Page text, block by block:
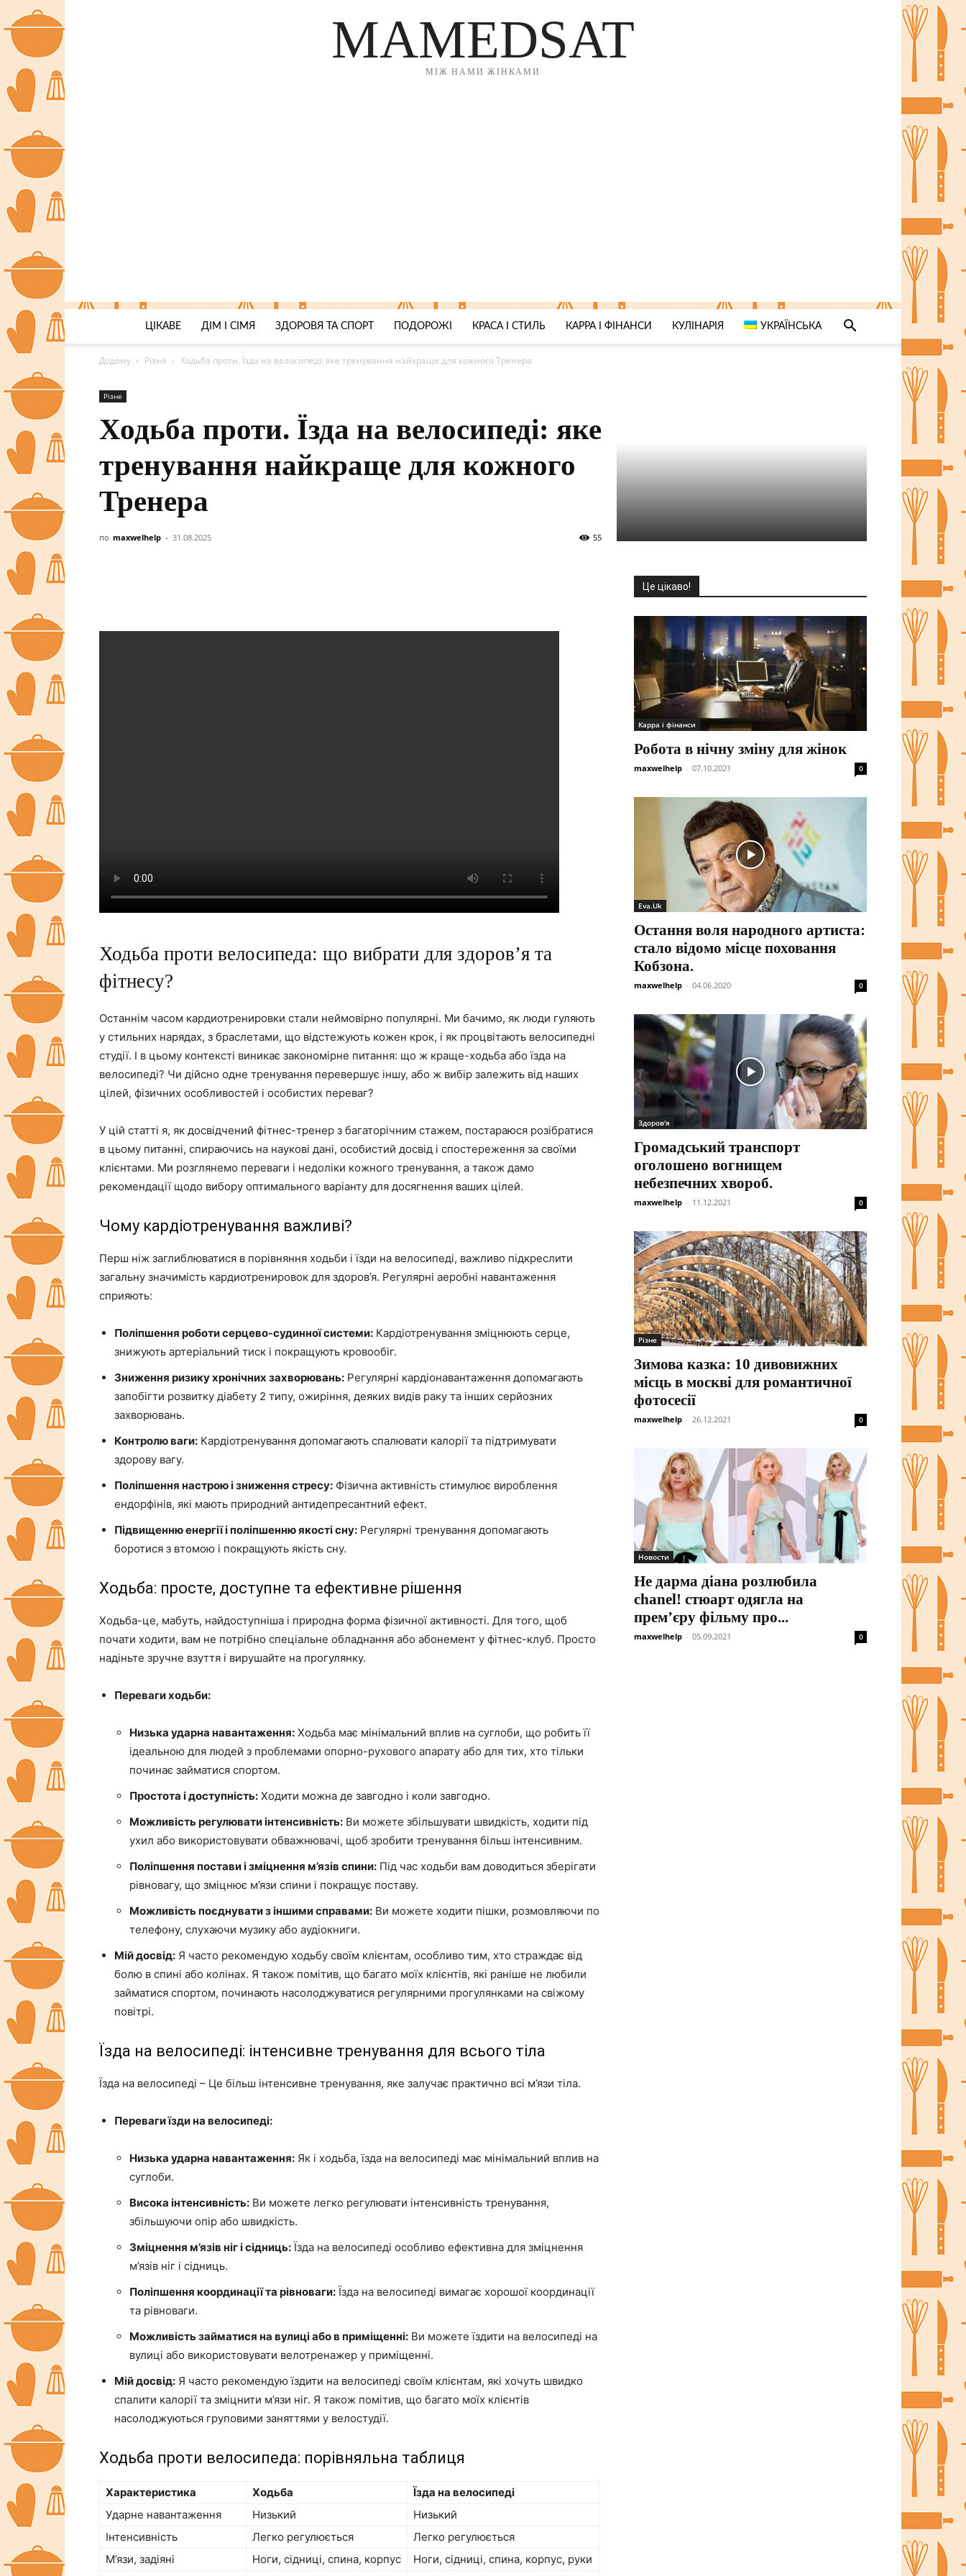
MAMEDSAT
МІЖ НАМИ ЖІНКАМИ
ЦІКАВЕ ДІМ І СІМЯ ЗДОРОВЯ ТА СПОРТ ПОДОРОЖІ КРАСА І СТИЛЬ КАРРА І ФІНАНСИ КУЛІНАРІЯ УКРАЇНСЬКА
Додому Різне Ходьба проти. Їзда на велосипеді: яке тренування найкраще для кожного Тренера
Різне
Ходьба проти. Їзда на велосипеді: яке
тренування найкраще для кожного
Тренера
по maxwelhelp - 31.08.2025 55
Ходьба проти велосипеда: що вибрати для здоров’я та
фітнесу?
Останнім часом кардиотренировки стали неймовірно популярні. Ми бачимо, як люди гуляють
у стильних нарядах, з браслетами, що відстежують кожен крок, і як процвітають велосипедні
студії. І в цьому контексті виникає закономірне питання: що ж краще-ходьба або їзда на
велосипеді? Чи дійсно одне тренування перевершує іншу, або ж вибір залежить від наших
цілей, фізичних особливостей і особистих переваг?
У цій статті я, як досвідчений фітнес-тренер з багаторічним стажем, постараюся розібратися
в цьому питанні, спираючись на наукові дані, особистий досвід і спостереження за своїми
клієнтами. Ми розглянемо переваги і недоліки кожного тренування, а також дамо
рекомендації щодо вибору оптимального варіанту для досягнення ваших цілей.
Чому кардіотренування важливі?
Перш ніж заглиблюватися в порівняння ходьби і їзди на велосипеді, важливо підкреслити
загальну значимість кардиотренировок для здоров’я. Регулярні аеробні навантаження
сприяють:
Поліпшення роботи серцево-судинної системи: Кардіотренування зміцнюють серце,
знижують артеріальний тиск і покращують кровообіг.
Зниження ризику хронічних захворювань: Регулярні кардіонавантаження допомагають
запобігти розвитку діабету 2 типу, ожиріння, деяких видів раку та інших серйозних
захворювань.
Контролю ваги: Кардіотренування допомагають спалювати калорії та підтримувати
здорову вагу.
Поліпшення настрою і зниження стресу: Фізична активність стимулює вироблення
ендорфінів, які мають природний антидепресантний ефект.
Підвищенню енергії і поліпшенню якості сну: Регулярні тренування допомагають
боротися з втомою і покращують якість сну.
Ходьба: просте, доступне та ефективне рішення
Ходьба-це, мабуть, найдоступніша і природна форма фізичної активності. Для того, щоб
почати ходити, вам не потрібно спеціальне обладнання або абонемент у фітнес-клуб. Просто
надіньте зручне взуття і вирушайте на прогулянку.
Переваги ходьби:
Низька ударна навантаження: Ходьба має мінімальний вплив на суглоби, що робить її
ідеальною для людей з проблемами опорно-рухового апарату або для тих, хто тільки
починає займатися спортом.
Простота і доступність: Ходити можна де завгодно і коли завгодно.
Можливість регулювати інтенсивність: Ви можете збільшувати швидкість, ходити під
ухил або використовувати обважнювачі, щоб зробити тренування більш інтенсивним.
Поліпшення постави і зміцнення м’язів спини: Під час ходьби вам доводиться зберігати
рівновагу, що зміцнює м’язи спини і покращує поставу.
Можливість поєднувати з іншими справами: Ви можете ходити пішки, розмовляючи по
телефону, слухаючи музику або аудіокниги.
Мій досвід: Я часто рекомендую ходьбу своїм клієнтам, особливо тим, хто страждає від
болю в спині або колінах. Я також помітив, що багато моїх клієнтів, які раніше не любили
займатися спортом, починають насолоджуватися регулярними прогулянками на свіжому
повітрі.
Їзда на велосипеді: інтенсивне тренування для всього тіла
Їзда на велосипеді – Це більш інтенсивне тренування, яке залучає практично всі м’язи тіла.
Переваги їзди на велосипеді:
Низька ударна навантаження: Як і ходьба, їзда на велосипеді має мінімальний вплив на
суглоби.
Висока інтенсивність: Ви можете легко регулювати інтенсивність тренування,
збільшуючи опір або швидкість.
Зміцнення м’язів ніг і сідниць:Їзда на велосипеді особливо ефективна для зміцнення
м’язів ніг і сідниць.
Поліпшення координації та рівноваги:Їзда на велосипеді вимагає хорошої координації
та рівноваги.
Можливість займатися на вулиці або в приміщенні: Ви можете їздити на велосипеді на
вулиці або використовувати велотренажер у приміщенні.
Мій досвід: Я часто рекомендую їздити на велосипеді своїм клієнтам, які хочуть швидко
спалити калорії та зміцнити м’язи ніг. Я також помітив, що багато моїх клієнтів
насолоджуються груповими заняттями у велостудії.
Ходьба проти велосипеда: порівняльна таблиця
Характеристика Ходьба
Їзда на велосипеді
Ударне навантаження
Низький
Низький
Інтенсивність
Легко регулюється
Легко регулюється
М’язи, задіяні
Ноги, сідниці, спина, корпус
Ноги, сідниці, спина, корпус, руки
Це цікаво!
Карра і фінанси
Робота в нічну зміну для жінок
maxwelhelp - 07.10.2021 0
Eva.Uk
Остання воля народного артиста:
стало відомо місце поховання
Кобзона.
maxwelhelp - 04.06.2020 0
Здоров'я
Громадський транспорт
оголошено вогнищем
небезпечних хвороб.
maxwelhelp - 11.12.2021 0
Різне
Зимова казка: 10 дивовижних
місць в москві для романтичної
фотосесії
maxwelhelp - 26.12.2021 0
Новости
Не дарма діана розлюбила
chanel! стюарт одягла на
прем’єру фільму про...
maxwelhelp - 05.09.2021 0